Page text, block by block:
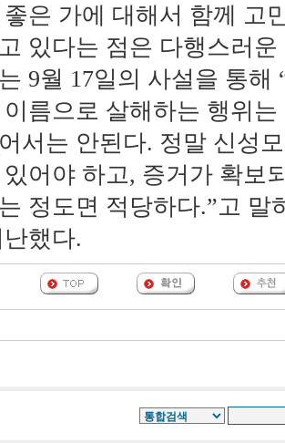
좋은 가에 대해서 함께 고
있다는 점은 다행스러
9월 17일의 사설을 통해
이름으로 살해하는 행위
서는 안된다. 정말 신성
있어야 하고, 증거가 확보
정도면 적당하다.”고 말
했다.